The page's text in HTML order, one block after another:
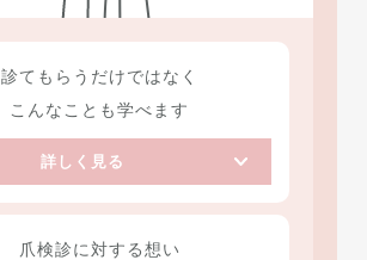
診てもらうだけではなく
こんなことも学べます
詳しく見る
爪検診に対する想い